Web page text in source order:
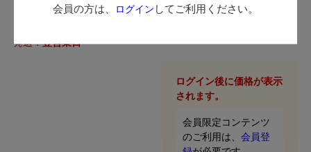
会員の方は、
ログイン してご利用ください。
オオサキメディカル / 吐物が飛
ができるうがい受け
発送：翌営業日
販売終了
ログイン後に価格が表示
されます。
会員限定コンテンツ
のご利用は、 会員登